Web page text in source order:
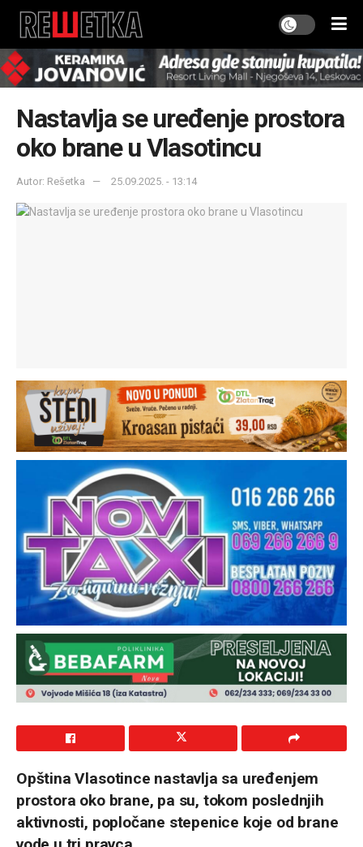
Nastavlja se uređenje prostora
oko brane u Vlasotincu
Autor: Rešetka 25.09.2025. - 13:14
Opština Vlasotince nastavlja sa uređenjem
prostora oko brane, pa su, tokom poslednjih
aktivnosti, popločane stepenice koje od brane